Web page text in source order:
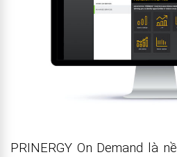
PRINERGY On Demand là